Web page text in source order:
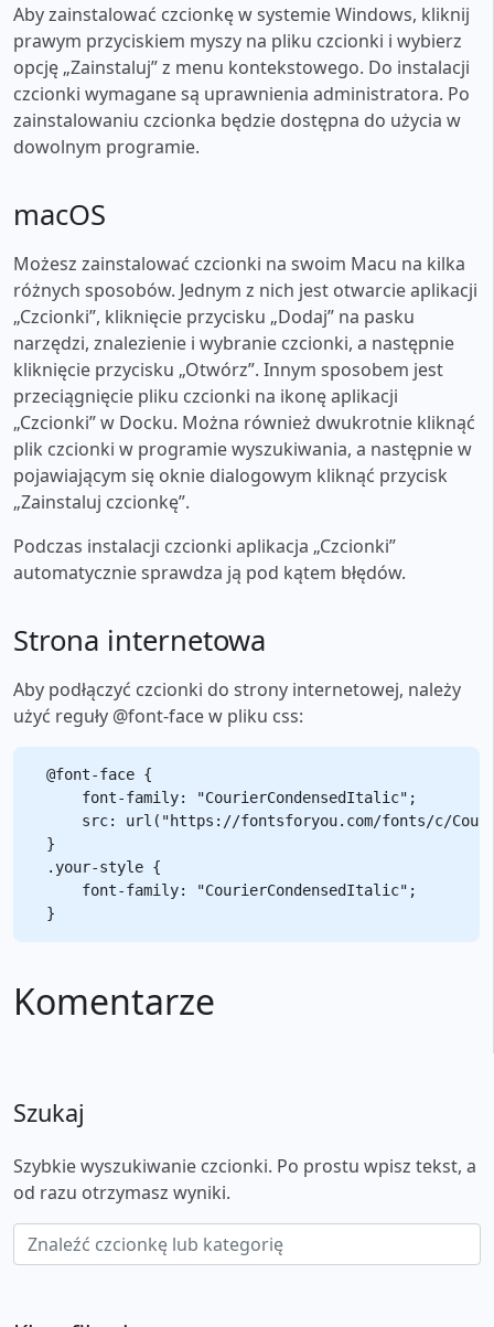
Aby zainstalować czcionkę w systemie Windows, kliknij
prawym przyciskiem myszy na pliku czcionki i wybierz
opcję „Zainstaluj” z menu kontekstowego. Do instalacji
czcionki wymagane są uprawnienia administratora. Po
zainstalowaniu czcionka będzie dostępna do użycia w
dowolnym programie.
macOS
Możesz zainstalować czcionki na swoim Macu na kilka
różnych sposobów. Jednym z nich jest otwarcie aplikacji
„Czcionki”, kliknięcie przycisku „Dodaj” na pasku
narzędzi, znalezienie i wybranie czcionki, a następnie
kliknięcie przycisku „Otwórz”. Innym sposobem jest
przeciągnięcie pliku czcionki na ikonę aplikacji
„Czcionki” w Docku. Można również dwukrotnie kliknąć
plik czcionki w programie wyszukiwania, a następnie w
pojawiającym się oknie dialogowym kliknąć przycisk
„Zainstaluj czcionkę”.
Podczas instalacji czcionki aplikacja „Czcionki”
automatycznie sprawdza ją pod kątem błędów.
Strona internetowa
Aby podłączyć czcionki do strony internetowej, należy
użyć reguły @font-face w pliku css:
@font-face {
    font-family: "CourierCondensedItalic";
src: url("https://fontsforyou.com/fonts/c/
}
.your-style {
    font-family: "CourierCondensedItalic";
Komentarze
Szukaj
Szybkie wyszukiwanie czcionki. Po prostu wpisz tekst, a
od razu otrzymasz wyniki.